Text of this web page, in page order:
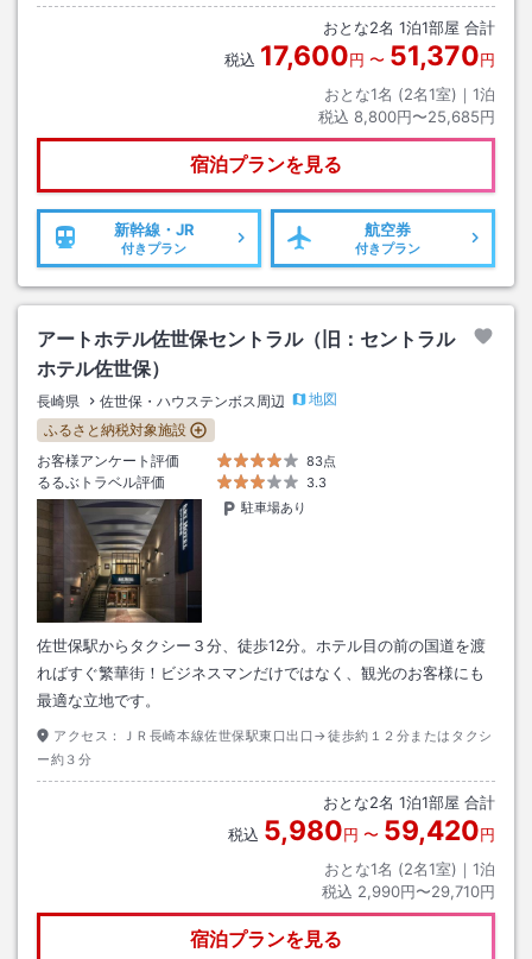
おとな2名 1泊1部屋 合計
税込 17,600円 〜 51,370円
おとな1名 (2名1室)｜ 1泊
税込 8,800円〜25,685円
宿泊プランを見る
新幹線・JR
付きプラン
航空券
付きプラン
アートホテル佐世保セントラル（旧：セントラル
ホテル佐世保）
長崎県 佐世保・ハウステンボス周辺
地図
ふるさと納税対象施設
お客様アンケート評価
83点
るるぶトラベル評価
3.3
駐車場あり
佐世保駅からタクシー３分、徒歩12分。ホテル目の前の国道を渡
ればすぐ繁華街！ビジネスマンだけではなく、観光のお客様にも
最適な立地です。
アクセス：
ＪＲ長崎本線佐世保駅東口出口→徒歩約１２分またはタクシ
ー約３分
おとな2名 1泊1部屋 合計
税込 5,980円 〜 59,420円
おとな1名 (2名1室)｜ 1泊
税込 2,990円〜29,710円
宿泊プランを見る